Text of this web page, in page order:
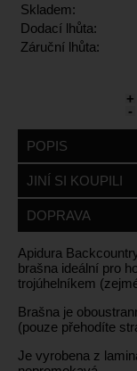
Skladem:
Dodací lhůta:
Záruční lhůta:
+
-
POPIS
JINÍ SI KOUPILI
DOPRAVA
Apidura
brašna ideální pro
trojúhelníkem
Brašna je
(pouze přehodíte
Je vyrobena z